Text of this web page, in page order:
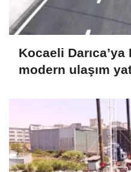
Kocaeli
modern ulaşım